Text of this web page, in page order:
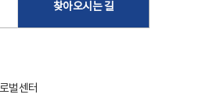
찾아오시는 길
벌센터